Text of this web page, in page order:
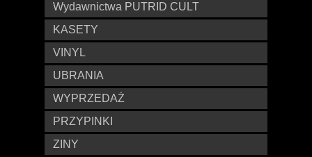
Wydawnictwa PUTRID CULT
KASETY
VINYL
UBRANIA
WYPRZEDAŻ
PRZYPINKI
ZINY